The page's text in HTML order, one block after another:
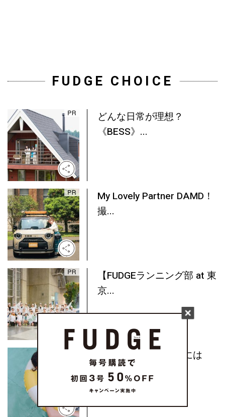
FUDGE CHOICE
どんな日常が理想？
《BESS》...
My Lovely Partner DAMD！
撮...
【FUDGEランニング部 at 東
京...
週末のプールサイドには
《ア...